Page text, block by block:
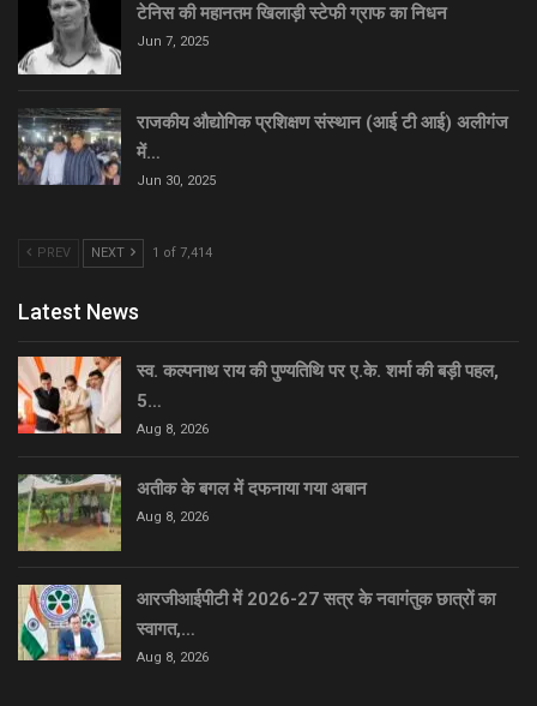
टेनिस की महानतम खिलाड़ी स्टेफी ग्राफ का निधन
Jun 7, 2025
राजकीय औद्योगिक प्रशिक्षण संस्थान (आई टी आई) अलीगंज
में…
Jun 30, 2025
PREV NEXT 1 of 7,414
Latest News
स्व. कल्पनाथ राय की पुण्यतिथि पर ए.के. शर्मा की बड़ी पहल,
5…
Aug 8, 2026
अतीक के बगल में दफनाया गया अबान
Aug 8, 2026
आरजीआईपीटी में 2026-27 सत्र के नवागंतुक छात्रों का
स्वागत,…
Aug 8, 2026